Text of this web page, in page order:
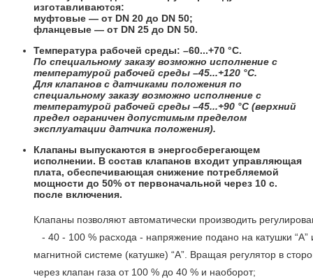
изготавливаются:
муфтовые — от DN 20 до DN 50;
фланцевые — от DN 25 до DN 50.
Температура рабочей среды: –60...+70 °C.
По специальному заказу возможно исполнение с
температурой рабочей среды –45...+120 °C.
Для клапанов с датчиками положения по
специальному заказу возможно исполнение с
температурой рабочей среды –45...+90 °C (верхний
предел ограничен допустимым пределом
эксплуатации датчика положения).
Клапаны выпускаются в энергосберегающем
исполнении. В состав клапанов входит управляющая
плата, обеспечивающая снижение потребляемой
мощности до 50% от первоначальной через 10 с.
после включения.
Клапаны позволяют автоматически производить
- 40 - 100 % расхода - напряжение подано на катушки “А”
магнитной системе (катушке) “А”. Вращая регулятор в
через клапан газа от 100 % до 40 % и наоборот;